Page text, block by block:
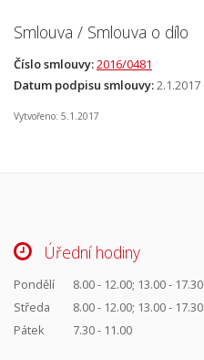
Smlouva / Smlouva o dílo
Číslo smlouvy:2016/0481
Datum podpisu smlouvy:2.1.2017
Vytvořeno: 5.1.2017
Úřední hodiny
Pondělí
8.00 - 12.00; 13.00 - 17.30
Středa
8.00 - 12.00; 13.00 - 17.30
Pátek
7.30 - 11.00